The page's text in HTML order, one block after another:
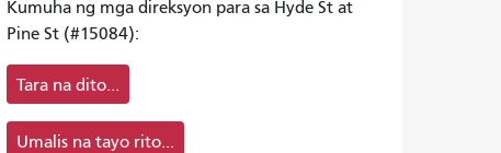
Kumuha ng mga direksyon para sa Hyde St at
Pine St (#15084):
Tara na dito...
Umalis na tayo rito...